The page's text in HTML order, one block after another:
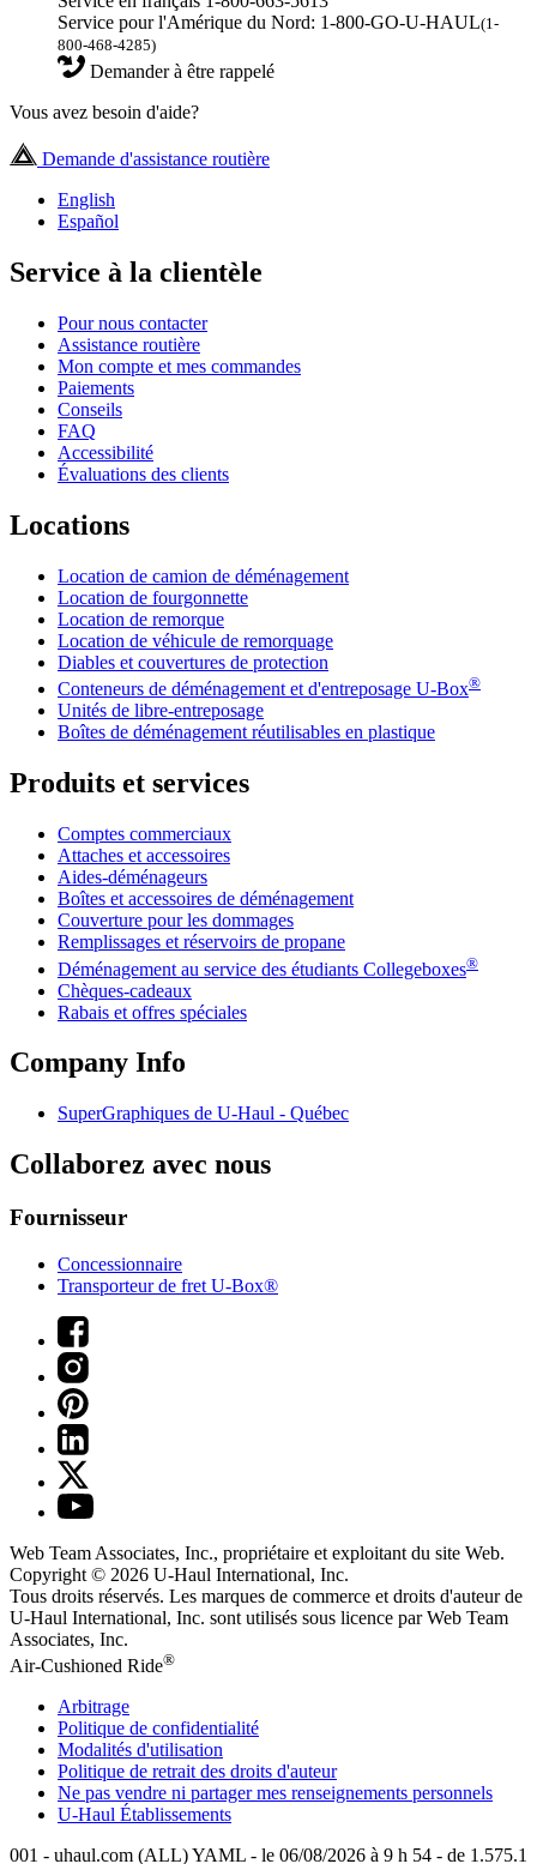
Service pour l'Amérique du Nord: 1-800-GO-U-HAUL(1-
800-468-4285)
Demander à être rappelé
Vous avez besoin d'aide?
Demande d'assistance routière
English
Español
Service à la clientèle
Pour nous contacter
Assistance routière
Mon compte et mes commandes
Paiements
Conseils
FAQ
Accessibilité
Évaluations des clients
Locations
Location de camion de déménagement
Location de fourgonnette
Location de remorque
Location de véhicule de remorquage
Diables et couvertures de protection
Conteneurs de déménagement et d'entreposage U-Box®
Unités de libre-entreposage
Boîtes de déménagement réutilisables en plastique
Produits et services
Comptes commerciaux
Attaches et accessoires
Aides-déménageurs
Boîtes et accessoires de déménagement
Couverture pour les dommages
Remplissages et réservoirs de propane
Déménagement au service des étudiants Collegeboxes®
Chèques-cadeaux
Rabais et offres spéciales
Company Info
SuperGraphiques de U-Haul - Québec
Collaborez avec nous
Fournisseur
Concessionnaire
Transporteur de fret U-Box®
Web Team Associates, Inc., propriétaire et exploitant du site Web.
Copyright © 2026 U-Haul International, Inc.
Tous droits réservés. Les marques de commerce et droits d'auteur de
U-Haul International, Inc. sont utilisés sous licence par Web Team
Associates, Inc.
Air-Cushioned Ride®
Arbitrage
Politique de confidentialité
Modalités d'utilisation
Politique de retrait des droits d'auteur
Ne pas vendre ni partager mes renseignements personnels
U-Haul Établissements
001 - uhaul.com (ALL) YAML - le 06/08/2026 à 9 h 54 - de 1.575.1